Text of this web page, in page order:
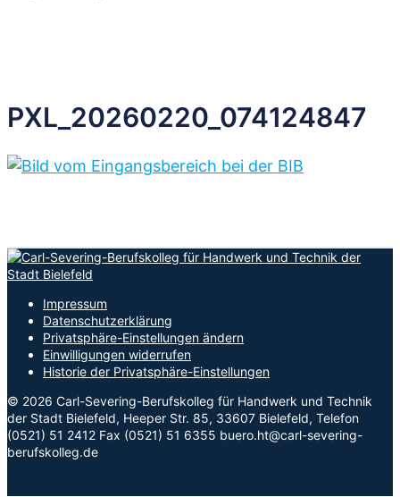
PXL_20260220_074124847
Impressum
Datenschutzerklärung
Privatsphäre-Einstellungen ändern
Einwilligungen widerrufen
Historie der Privatsphäre-Einstellungen
© 2026 Carl-Severing-Berufskolleg für Handwerk und Technik
der Stadt Bielefeld, Heeper Str. 85, 33607 Bielefeld, Telefon
(0521) 51 2412 Fax (0521) 51 6355 buero.ht@carl-severing-
berufskolleg.de